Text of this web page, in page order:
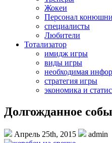
Жокеи
Персонал конюшни
специалисты
Любители
Тотализатор
имидж игры
виды игры
необходимая
стратегия игры
экономика и
Долгожданное
Апрель 25th, 2015 admin